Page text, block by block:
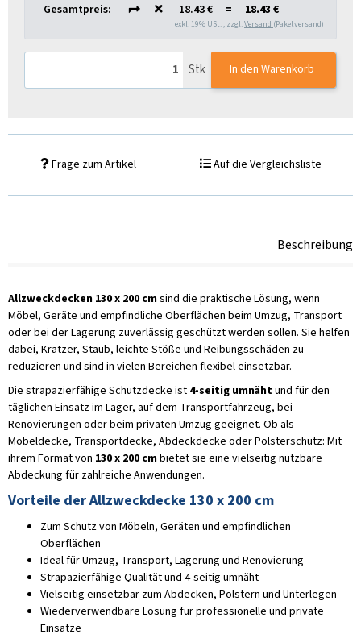
Gesamtpreis:
18.43 € = 18.43 €
exkl. 19% USt. , zzgl.Versand (Paketversand)
Stk In den Warenkorb
Frage zum Artikel Auf die Vergleichsliste
Beschreibung
Allzweckdecken 130 x 200 cmsind die praktische Lösung, wenn
Möbel, Geräte und empfindliche Oberflächen beim Umzug, Transport
oder bei der Lagerung zuverlässig geschützt werden sollen. Sie helfen
dabei, Kratzer, Staub, leichte Stöße und Reibungsschäden zu
reduzieren und sind in vielen Bereichen flexibel einsetzbar.
Die strapazierfähige Schutzdecke ist 4-seitig umnähtund für den
täglichen Einsatz im Lager, auf dem Transportfahrzeug, bei
Renovierungen oder beim privaten Umzug geeignet. Ob als
Möbeldecke, Transportdecke, Abdeckdecke oder Polsterschutz: Mit
ihrem Format von 130 x 200 cmbietet sie eine vielseitig nutzbare
Abdeckung für zahlreiche Anwendungen.
Vorteile der Allzweckdecke 130 x 200 cm
Zum Schutz von Möbeln, Geräten und empfindlichen
Oberflächen
Ideal für Umzug, Transport, Lagerung und Renovierung
Strapazierfähige Qualität und 4-seitig umnäht
Vielseitig einsetzbar zum Abdecken, Polstern und Unterlegen
Wiederverwendbare Lösung für professionelle und private
Einsätze